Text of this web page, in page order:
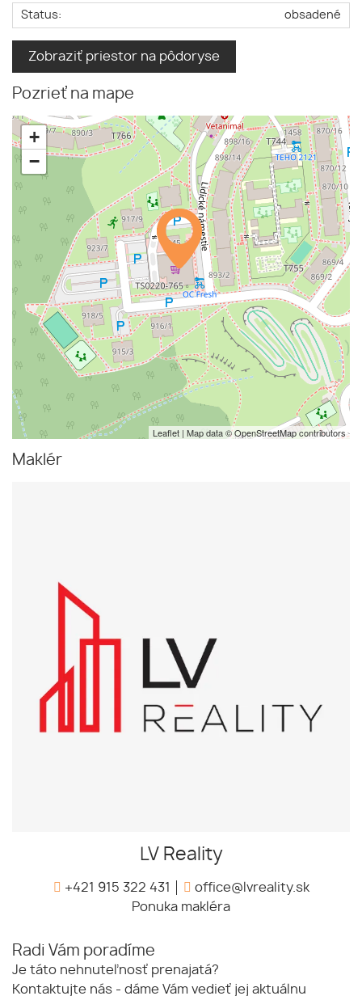
Status: obsadené
Zobraziť priestor na pôdoryse
Pozrieť na mape
+
−
Leaflet | Map data ©OpenStreetMapcontributors
Maklér
LV Reality
+421 915 322 431
office@lvreality.sk
Ponuka makléra
Radi Vám poradíme
Je táto nehnuteľnosť prenajatá?
Kontaktujte nás - dáme Vám vedieť jej aktuálnu